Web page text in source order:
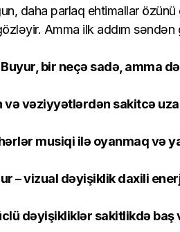
daha parlaq ehtimallar
Amma ilk addım səndən
bir neçə sadə, amma
və vəziyyətlərdən sakitcə
musiqi ilə oyanmaq və
– vizual dəyişiklik daxili
dəyişikliklər sakitlikdə baş